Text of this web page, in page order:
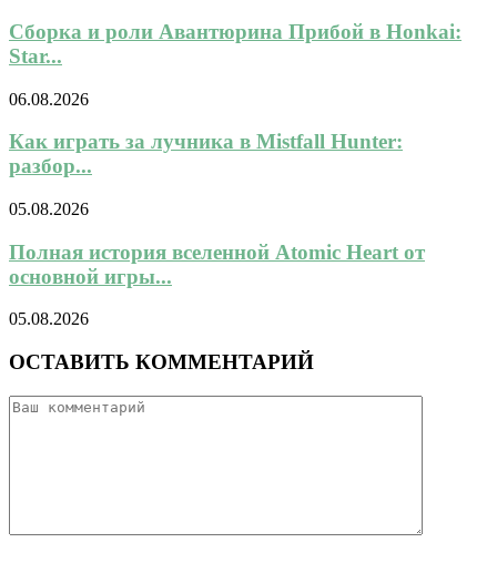
Сборка и роли Авантюрина Прибой в Honkai:
Star...
06.08.2026
Как играть за лучника в Mistfall Hunter:
разбор...
05.08.2026
Полная история вселенной Atomic Heart от
основной игры...
05.08.2026
ОСТАВИТЬ КОММЕНТАРИЙ